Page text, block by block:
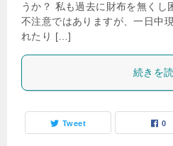
うか？ 私も過去に財布を無くし
不注意ではありますが、一日中
れたり […]
続きを
Tweet 0